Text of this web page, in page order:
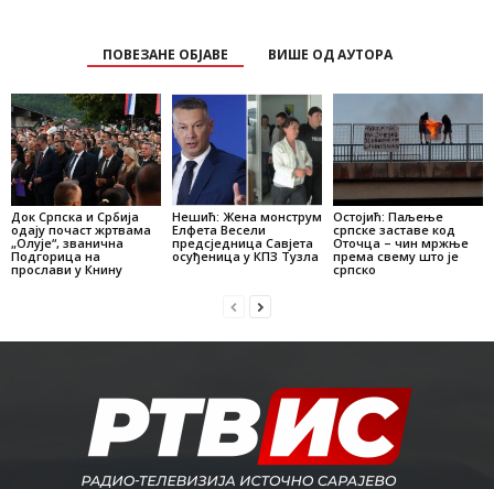
ПОВЕЗАНЕ ОБЈАВЕ ВИШЕ ОД АУТОРА
Док Српска и Србија
одају почаст жртвама
„Олује“, званична
Подгорица на
прослави у Книну
Нешић: Жена монструм
Елфета Весели
предсједница Савјета
осуђеница у КПЗ Тузла
Остојић: Паљење
српске заставе код
Оточца – чин мржње
према свему што је
српско